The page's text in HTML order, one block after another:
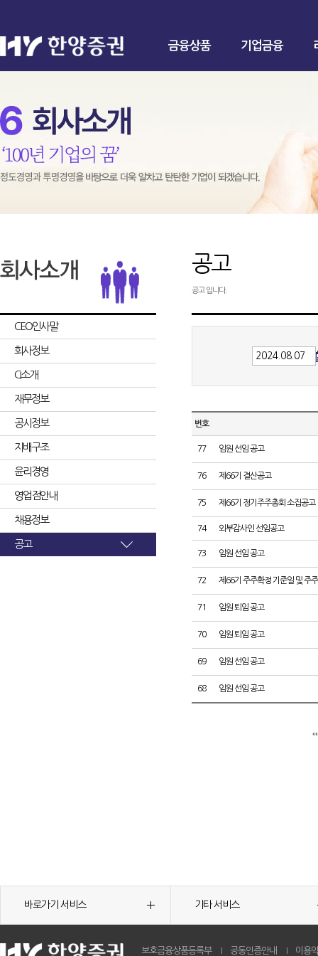
금융상품 기업금융
CEO인사말
회사정보
CI소개
재무정보
공시정보
지배구조
윤리경영
영업점안내
채용정보
공고
공고
공고 입니다.
번호
77 임원 선임 공고
76 제66기 결산공고
75 제66기 정기주주총회 소집공고
74 외부감사인 선임공고
73 임원 선임 공고
72 제66기 주주확정 기준일 및 주
71 임원 퇴임 공고
70 임원 퇴임 공고
69 임원 선임 공고
68 임원 선임 공고
바로가기 서비스 기타 서비스
보호금융상품등록부 공동인증안내 이용